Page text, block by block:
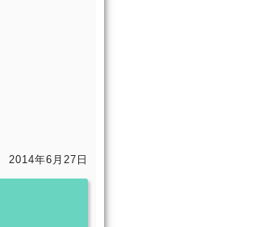
2014年6月27日